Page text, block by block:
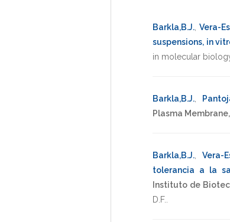
Barkla,B.J. Vera-
suspensions, in
in molecular
Barkla,B.J.
Plasma
Barkla,B.J. ,Vera-
tolerancia a la
Instituto de
D.F.